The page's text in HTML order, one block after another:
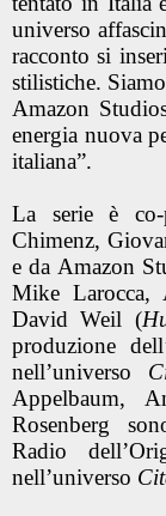
universo
racconto si
stilistiche.
Amazon
energia nuova
italiana”.
La serie è co-
Chimenz,
e da Amazon
Mike Larocca,
David Weil (
produzione
nell’universo
Appelbaum,
Rosenberg
Radio
nell’universo